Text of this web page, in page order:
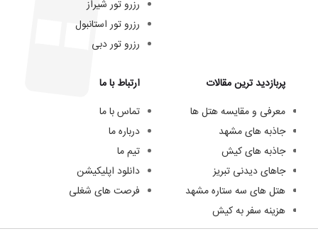
رزرو تور شیراز
رزرو تور استانبول
رزرو تور دبی
پربازدید ترین مقالات
معرفی و مقایسه هتل ها
جاذبه های مشهد
جاذبه های کیش
جاهای دیدنی تبریز
هتل های سه ستاره مشهد
هزینه سفر به کیش
ارتباط با ما
تماس با ما
درباره ما
تیم ما
دانلود اپلیکیشن
فرصت های شغلی